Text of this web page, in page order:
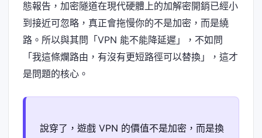
態報告，加密隧道在現代硬體上的加解密開銷已經小
到接近可忽略，真正會拖慢你的不是加密，而是繞
路。所以與其問「VPN 能不能降延遲」，不如問
「我這條爛路由，有沒有更短路徑可以替換」，這才
是問題的核心。
說穿了，遊戲 VPN 的價值不是加密，而是換